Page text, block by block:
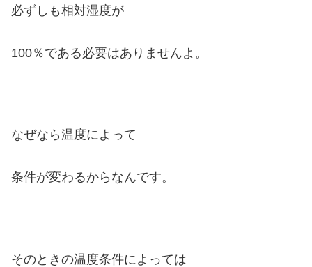
必ずしも相対湿度が
100％である必要はありませんよ。
なぜなら温度によって
条件が変わるからなんです。
そのときの温度条件によっては